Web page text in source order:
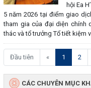
hội Ea
5 năm 2026 tại điểm giao
tham gia của đại diện chính
thác và tổ trưởng Tổ tiết kiệm
Đầu tiên « 1 (current)
2
CÁC CHUYÊN MỤC